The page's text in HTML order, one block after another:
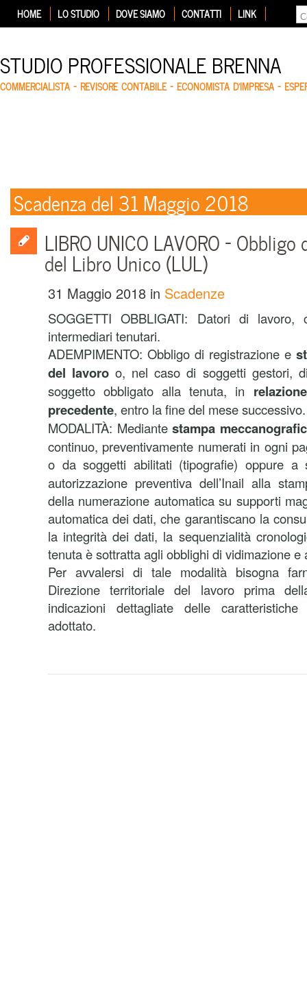
HOME LO STUDIO DOVE SIAMO CONTATTI LINK
STUDIO PROFESSIONALE BRENNA
COMMERCIALISTA – REVISORE CONTABILE – ECONOMISTA D'IMPRESA –
Scadenza del 31 Maggio 2018
LIBRO UNICO LAVORO –
del Libro Unico (LUL)
31 Maggio 2018 in Scadenze
SOGGETTI OBBLIGATI: Datori di lavoro,
intermediari tenutari.
ADEMPIMENTO: Obbligo di registrazione e
del lavoro o, nel caso di soggetti gestori,
soggetto obbligato alla tenuta, in
precedente, entro la fine del mese successivo.
MODALITÀ: Mediante stampa
continuo, preventivamente numerati in ogni
o da soggetti abilitati (tipografie) oppure
autorizzazione preventiva dell’Inail alla
della numerazione automatica su supporti
automatica dei dati, che garantiscano la
la integrità dei dati, la sequenzialità
tenuta è sottratta agli obblighi di vidimazione e
Per avvalersi di tale modalità bisogna
Direzione territoriale del lavoro prima
indicazioni dettagliate delle
adottato.